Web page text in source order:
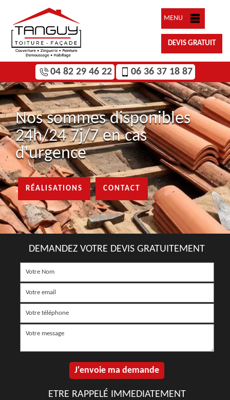
MENU
DEVIS GRATUIT
04 82 29 46 22 06 36 37 18 87
Nos sommes disponibles
24h/24 7j/7 en cas
d'urgence
RÉALISATIONS CONTACT
DEMANDEZ VOTRE DEVIS GRATUITEMENT
ETRE RAPPELÉ IMMEDIATEMENT